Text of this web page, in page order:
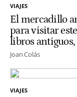
VIAJES
El mercadillo
para visitar
libros
Joan Colás
VIAJES